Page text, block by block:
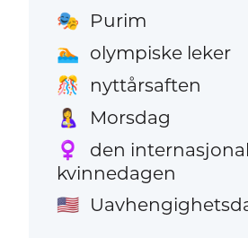
🎭 Purim
🏊 olympiske leker
🎊 nyttårsaften
🤱 Morsdag
♀️
den
kvinnedagen
🇺🇸